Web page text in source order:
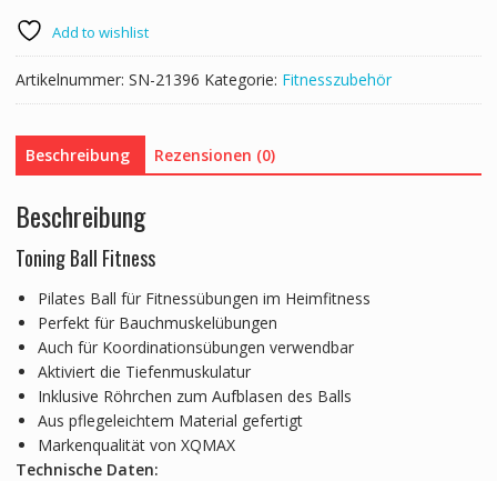
Add to wishlist
Artikelnummer: SN-21396 Kategorie: Fitnesszubehör
Beschreibung Rezensionen (0)
Beschreibung
Toning Ball Fitness
Pilates Ball für Fitnessübungen im Heimfitness
Perfekt für Bauchmuskelübungen
Auch für Koordinationsübungen verwendbar
Aktiviert die Tiefenmuskulatur
Inklusive Röhrchen zum Aufblasen des Balls
Aus pflegeleichtem Material gefertigt
Markenqualität von XQMAX
Technische Daten: